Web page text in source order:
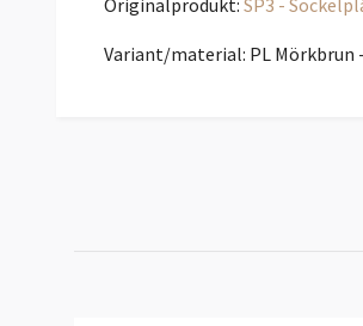
Originalprodukt: SP3 -
Variant/material: PL Mörkbrun